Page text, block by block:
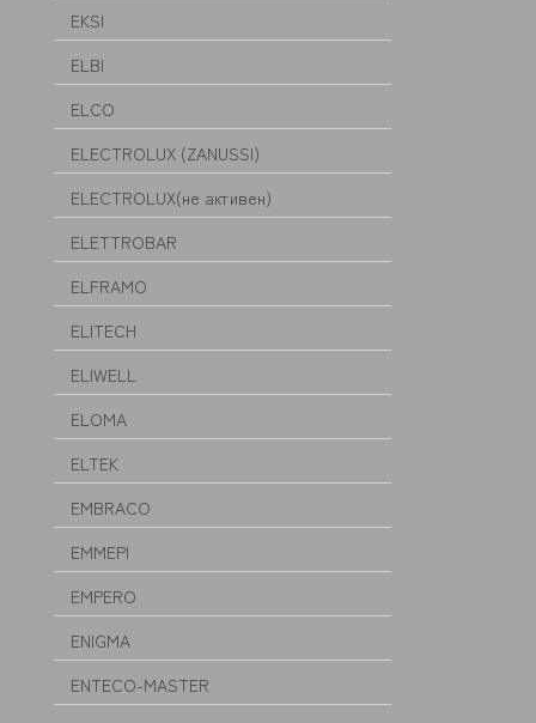
EKSI
ELBI
ELCO
ELECTROLUX (ZANUSSI)
ELECTROLUX(не активен)
ELETTROBAR
ELFRAMO
ELITECH
ELIWELL
ELOMA
ELTEK
EMBRACO
EMMEPI
EMPERO
ENIGMA
ENTECO-MASTER